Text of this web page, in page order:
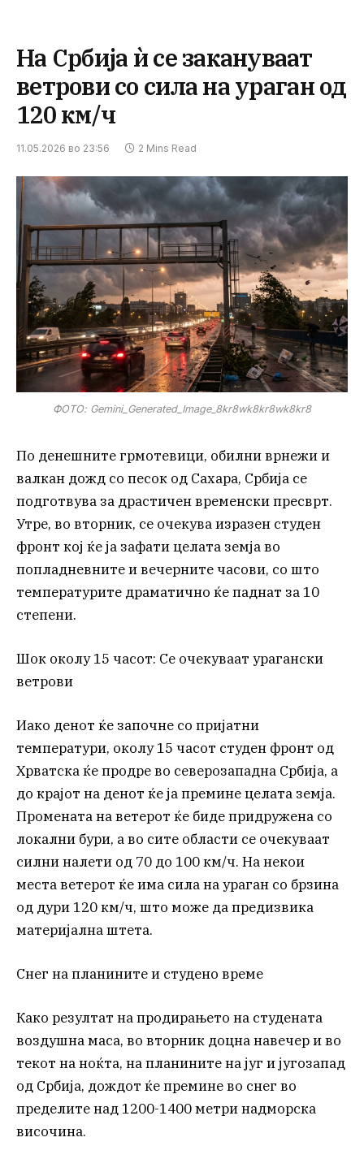
На Србија ѝ се закануваат
ветрови со сила на ураган од
120 км/ч
11.05.2026 во 23:56 2 Mins Read
ФОТО: Gemini_Generated_Image_8kr8wk8kr8wk8kr8
По денешните грмотевици, обилни врнежи и
валкан дожд со песок од Сахара, Србија се
подготвува за драстичен временски пресврт.
Утре, во вторник, се очекува изразен студен
фронт кој ќе ја зафати целата земја во
попладневните и вечерните часови, со што
температурите драматично ќе паднат за 10
степени.
Шок околу 15 часот: Се очекуваат урагански
ветрови
Иако денот ќе започне со пријатни
температури, околу 15 часот студен фронт од
Хрватска ќе продре во северозападна Србија, а
до крајот на денот ќе ја премине целата земја.
Промената на ветерот ќе биде придружена со
локални бури, а во сите области се очекуваат
силни налети од 70 до 100 км/ч. На некои
места ветерот ќе има сила на ураган со брзина
од дури 120 км/ч, што може да предизвика
материјална штета.
Снег на планините и студено време
Како резултат на продирањето на студената
воздушна маса, во вторник доцна навечер и во
текот на ноќта, на планините на југ и југозапад
од Србија, дождот ќе премине во снег во
пределите над 1200-1400 метри надморска
височина.